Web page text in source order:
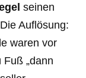
seinen
Auflösung:
waren vor
„dann